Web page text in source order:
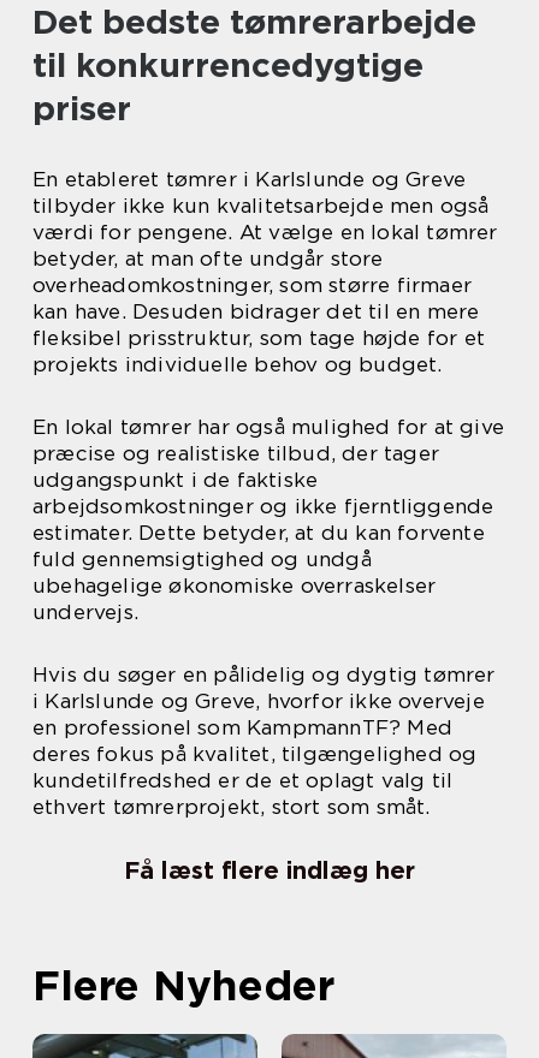
Det bedste tømrerarbejde
til konkurrencedygtige
priser
En etableret tømrer i Karlslunde og Greve
tilbyder ikke kun kvalitetsarbejde men også
værdi for pengene. At vælge en lokal tømrer
betyder, at man ofte undgår store
overheadomkostninger, som større firmaer
kan have. Desuden bidrager det til en mere
fleksibel prisstruktur, som tage højde for et
projekts individuelle behov og budget.
En lokal tømrer har også mulighed for at give
præcise og realistiske tilbud, der tager
udgangspunkt i de faktiske
arbejdsomkostninger og ikke fjerntliggende
estimater. Dette betyder, at du kan forvente
fuld gennemsigtighed og undgå
ubehagelige økonomiske overraskelser
undervejs.
Hvis du søger en pålidelig og dygtig tømrer
i Karlslunde og Greve, hvorfor ikke overveje
en professionel som KampmannTF? Med
deres fokus på kvalitet, tilgængelighed og
kundetilfredshed er de et oplagt valg til
ethvert tømrerprojekt, stort som småt.
Få læst flere indlæg her
Flere Nyheder